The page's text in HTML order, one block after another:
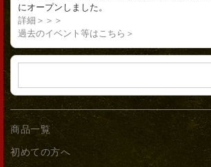
にオープンしました。
詳細＞＞＞
過去のイベント等はこちら＞
商品一覧
初めての方へ